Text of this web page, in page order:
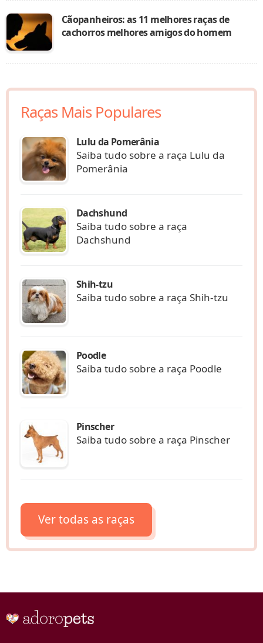
Cãopanheiros: as 11 melhores raças de
cachorros melhores amigos do homem
Raças Mais Populares
Lulu da Pomerânia
Saiba tudo sobre a raça Lulu da
Pomerânia
Dachshund
Saiba tudo sobre a raça
Dachshund
Shih-tzu
Saiba tudo sobre a raça Shih-tzu
Poodle
Saiba tudo sobre a raça Poodle
Pinscher
Saiba tudo sobre a raça Pinscher
Ver todas as raças